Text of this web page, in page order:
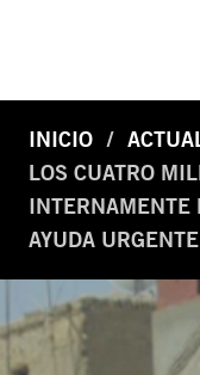
INICIO
LOS CUATRO
INTERNAMENTE
AYUDA URGENTE